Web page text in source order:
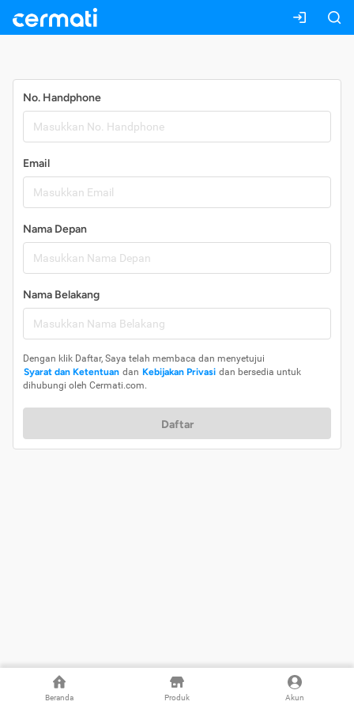
Beranda Produk Akun
No. Handphone
Email
Nama Depan
Nama Belakang
Dengan klik Daftar, Saya telah membaca dan menyetujui
Syarat dan Ketentuan dan Kebijakan Privasi dan bersedia untuk
dihubungi oleh Cermati.com.
Daftar